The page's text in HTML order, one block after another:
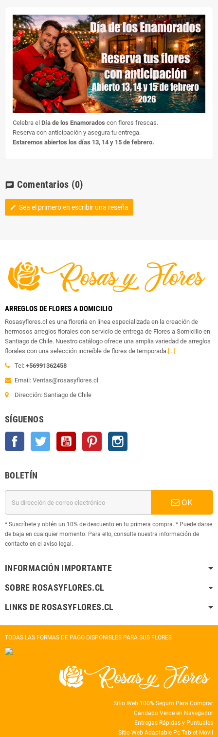
Celebra el Día de los Enamorados con flores frescas.
Reserva con anticipación y asegura tu entrega.
Estaremos abiertos los días 13, 14 y 15 de febrero.
chat Comentarios (0)
edit Sea el primero en escribir una reseña
ARREGLOS DE FLORES A DOMICILIO
Rosasyflores.cl es una florería en línea especializada en la creación de
hermosos arreglos florales con servicio de entrega de Flores a Somicilio en
Santiago de Chile. Nuestro catálogo ofrece una amplia variedad de arreglos
florales con una selección increíble de flores de temporada. [...]
Tel: +56991362458
Email: Ventas@rosasyflores.cl
Dirección: Santiago de Chile
SÍGUENOS
Facebook Twitter YouTube Pinterest
BOLETÍN
OK
* Suscríbete y obtén un 10% de descuento en tu primera compra. * Puede darse
de baja en cualquier momento. Para ello, consulte nuestra información de
contacto en el aviso legal.
INFORMACIÓN IMPORTANTE
SOBRE ROSASYFLORES.CL
LINKS DE ROSASYFLORES.CL
TODAS LAS FORMAS DE PAGO DISPONIBLES PARA SUS FLORES
Sitio Web 100% Seguro Para Comprar
Candado Verde en Navegador
Entregas Rápidas y Puntuales
Sitio Web Adaptable Pc Tablet Móvil